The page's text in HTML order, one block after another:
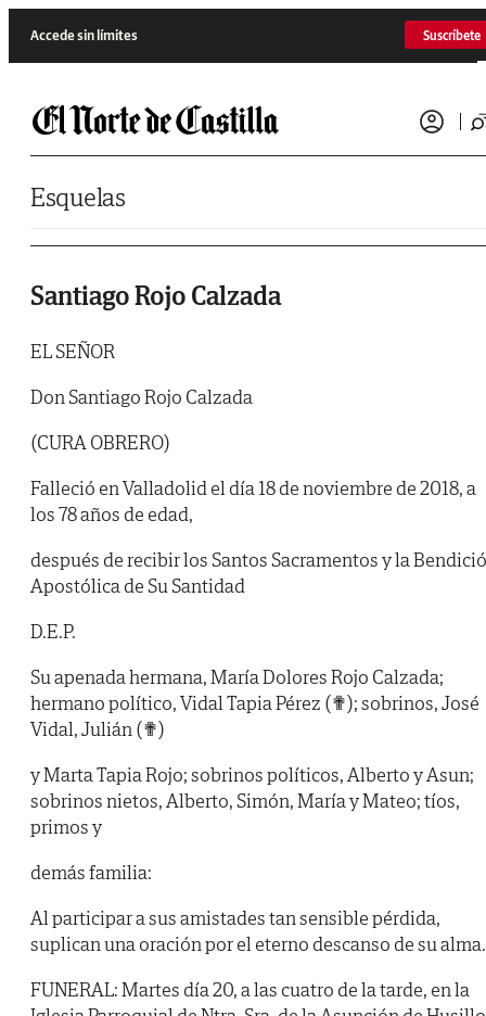
Accede sin límites Suscríbete
Esquelas
Santiago Rojo Calzada
EL SEÑOR
Don Santiago Rojo Calzada
(CURA OBRERO)
Falleció en Valladolid el día 18 de noviembre de 2018, a
los 78 años de edad,
después de recibir los Santos Sacramentos y la
Apostólica de Su Santidad
D.E.P.
Su apenada hermana, María Dolores Rojo Calzada;
hermano político, Vidal Tapia Pérez (✟); sobrinos, José
Vidal, Julián (✟)
y Marta Tapia Rojo; sobrinos políticos, Alberto y Asun;
sobrinos nietos, Alberto, Simón, María y Mateo; tíos,
primos y
demás familia:
Al participar a sus amistades tan sensible pérdida,
suplican una oración por el eterno descanso de su alma.
FUNERAL: Martes día 20, a las cuatro de la tarde, en la